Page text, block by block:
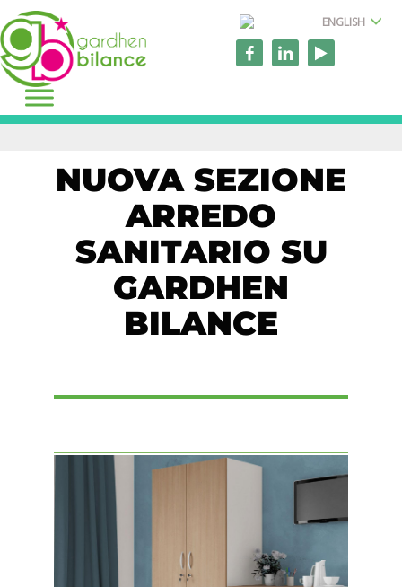
ENGLISH
NUOVA SEZIONE
ARREDO
SANITARIO SU
GARDHEN
BILANCE